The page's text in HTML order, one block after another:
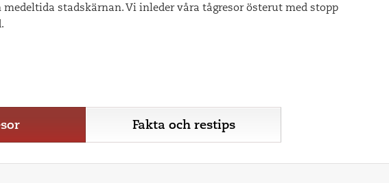
stadskärnan. Vi inleder våra tågresor österut med stopp
Fakta och restips